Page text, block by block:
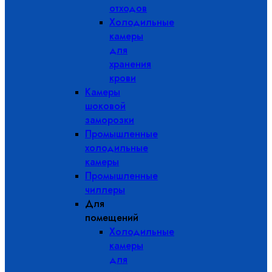
отходов
Холодильные
камеры
для
хранения
крови
Камеры
шоковой
заморозки
Промышленные
холодильные
камеры
Промышленные
чиллеры
Для
помещений
Холодильные
камеры
для